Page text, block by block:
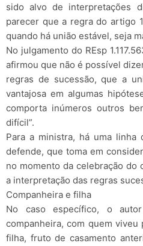
sido alvo de interpretações
parecer que a regra do artigo
quando há união estável, seja
No julgamento do REsp
afirmou que não é possível
regras de sucessão, que a
vantajosa em algumas
comporta inúmeros outros
difícil”.
Para a ministra, há uma linha
defende, que toma em
no momento da celebração do
a interpretação das regras
Companheira e filha
No caso específico, o
companheira, com quem
filha, fruto de casamento